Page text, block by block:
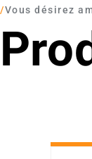
/Vous désirez